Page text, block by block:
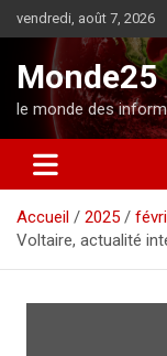
l
o
e
vendredi, août 7, 2026
Monde25
le monde des
Accueil 2025
Voltaire, actualité